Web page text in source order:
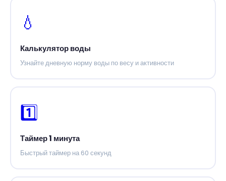
💧
Калькулятор воды
Узнайте дневную норму воды по весу и активности
1️⃣
Таймер 1 минута
Быстрый таймер на 60 секунд